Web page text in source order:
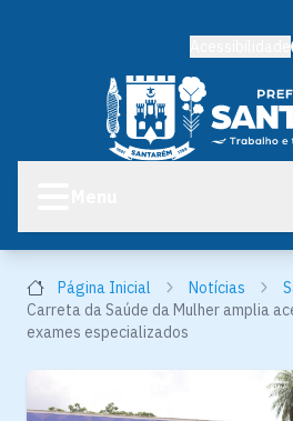
Página Inicial Notícias
Carreta da Saúde da Mulher amplia
exames especializados